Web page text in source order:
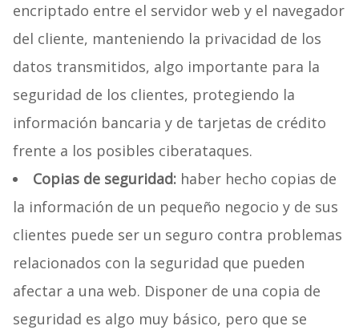
encriptado entre el servidor web y el navegador
del cliente, manteniendo la privacidad de los
datos transmitidos, algo importante para la
seguridad de los clientes, protegiendo la
información bancaria y de tarjetas de crédito
frente a los posibles ciberataques.
Copias de seguridad: haber hecho copias de
la información de un pequeño negocio y de sus
clientes puede ser un seguro contra problemas
relacionados con la seguridad que pueden
afectar a una web. Disponer de una copia de
seguridad es algo muy básico, pero que se